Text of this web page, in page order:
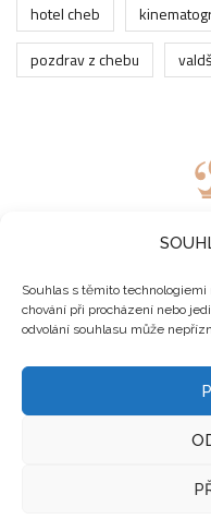
Souhlas s těmito
chování při procházení nebo
odvolání souhlasu může
hotel cheb
pozdrav z chebu